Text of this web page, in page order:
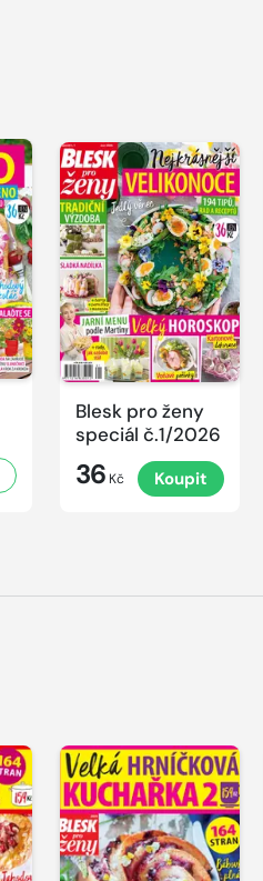
Blesk pro ženy
speciál č.1/2026
36 Kč Koupit